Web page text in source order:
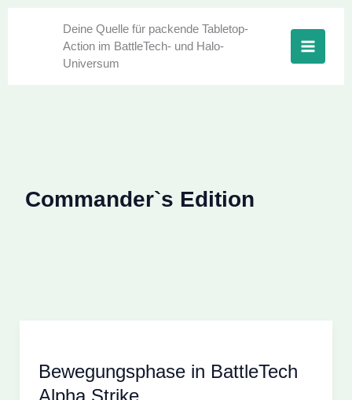
Deine Quelle für packende Tabletop-
Action im BattleTech- und Halo-
Universum
Commander`s Edition
Bewegungsphase in BattleTech
Alpha Strike